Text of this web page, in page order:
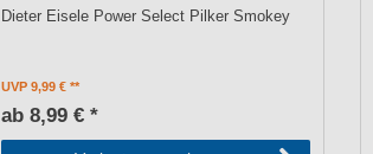
Dieter Eisele Power Select Pilker Smokey
UVP 9,99 €
ab 8,99 € *